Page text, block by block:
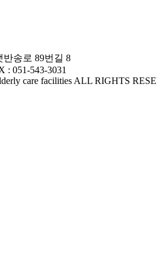
송로 89번길 8
: 051-543-3031
care facilities ALL RIGHTS